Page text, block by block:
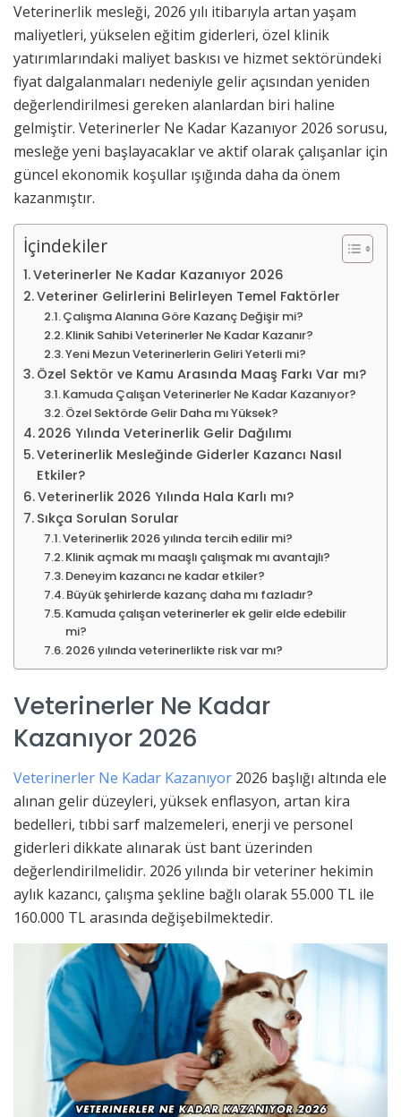
Veterinerlik mesleği, 2026 yılı itibarıyla artan yaşam
maliyetleri, yükselen eğitim giderleri, özel klinik
yatırımlarındaki maliyet baskısı ve hizmet sektöründeki
fiyat dalgalanmaları nedeniyle gelir açısından yeniden
değerlendirilmesi gereken alanlardan biri haline
gelmiştir. Veterinerler Ne Kadar Kazanıyor 2026 sorusu,
mesleğe yeni başlayacaklar ve aktif olarak çalışanlar için
güncel ekonomik koşullar ışığında daha da önem
kazanmıştır.
İçindekiler
Veterinerler Ne Kadar Kazanıyor 2026
Veteriner Gelirlerini Belirleyen Temel Faktörler
Çalışma Alanına Göre Kazanç Değişir mi?
Klinik Sahibi Veterinerler Ne Kadar Kazanır?
Yeni Mezun Veterinerlerin Geliri Yeterli mi?
Özel Sektör ve Kamu Arasında Maaş Farkı Var mı?
Kamuda Çalışan Veterinerler Ne Kadar Kazanıyor?
Özel Sektörde Gelir Daha mı Yüksek?
2026 Yılında Veterinerlik Gelir Dağılımı
Veterinerlik Mesleğinde Giderler Kazancı Nasıl
Etkiler?
Veterinerlik 2026 Yılında Hala Karlı mı?
Sıkça Sorulan Sorular
Veterinerlik 2026 yılında tercih edilir mi?
Klinik açmak mı maaşlı çalışmak mı avantajlı?
Deneyim kazancı ne kadar etkiler?
Büyük şehirlerde kazanç daha mı fazladır?
Kamuda çalışan veterinerler ek gelir elde edebilir
mi?
2026 yılında veterinerlikte risk var mı?
Veterinerler Ne Kadar
Kazanıyor 2026
Veterinerler Ne Kadar Kazanıyor 2026 başlığı altında ele
alınan gelir düzeyleri, yüksek enflasyon, artan kira
bedelleri, tıbbi sarf malzemeleri, enerji ve personel
giderleri dikkate alınarak üst bant üzerinden
değerlendirilmelidir. 2026 yılında bir veteriner hekimin
aylık kazancı, çalışma şekline bağlı olarak 55.000 TL ile
160.000 TL arasında değişebilmektedir.